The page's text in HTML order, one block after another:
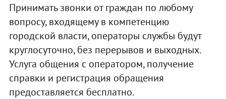
Принимать звонки от граждан по любому
вопросу, входящему в компетенцию
городской власти, операторы службы будут
круглосуточно, без перерывов и выходных.
Услуга общения с оператором, получение
справки и регистрация обращения
предоставляется бесплатно.